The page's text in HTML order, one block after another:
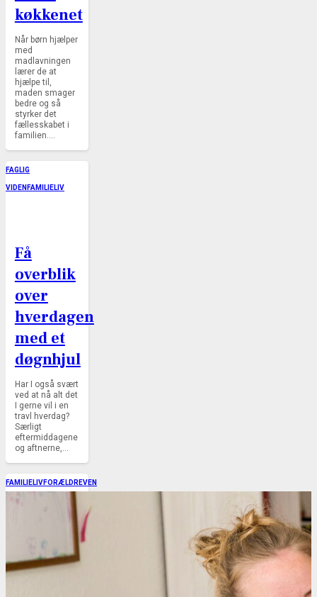
køkkenet
Når børn hjælper
med
madlavningen
lærer de at
hjælpe til,
maden smager
bedre og så
styrker det
fællesskabet i
familien.…
FAGLIG
VIDEN FAMILIELIV
Få
overblik
over
hverdagen
med et
døgnhjul
Har I også svært
ved at nå alt det
I gerne vil i en
travl hverdag?
Særligt
eftermiddagene
og aftnerne,…
FAMILIELIVFORÆLDREVEN